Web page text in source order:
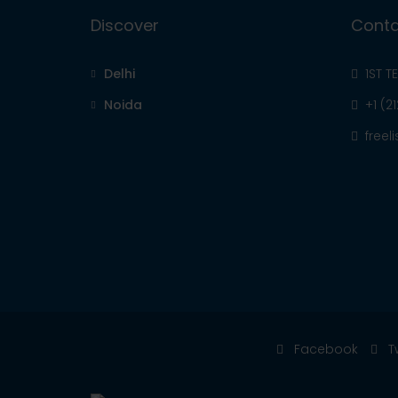
Discover
Delhi
Noida
1ST
+1
Facebook